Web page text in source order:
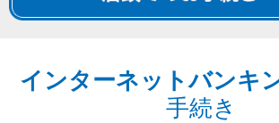
インターネットバンキ
手続き